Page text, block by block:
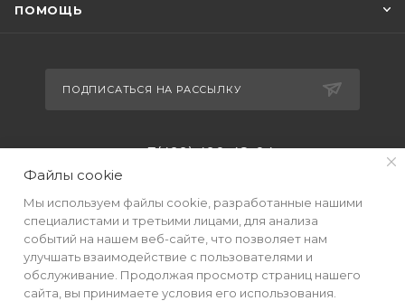
ПОМОЩЬ
ПОДПИСАТЬСЯ НА РАССЫЛКУ
+7(499) 490-48-04
ТЦ «Савеловский», мобильный
ряд, павильон Л153 ул. Сущевский
Вал, д. 5, стр. 12
Файлы cookie
Мы используем файлы cookie, разработанные нашими
специалистами и третьими лицами, для анализа
событий на нашем веб-сайте, что позволяет нам
улучшать взаимодействие с пользователями и
обслуживание. Продолжая просмотр страниц нашего
сайта, вы принимаете условия его использования.